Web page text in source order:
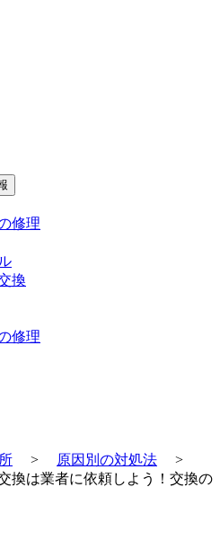
修理
換
修理
> 原因別の対処法 >
換は業者に依頼しよう！交換の